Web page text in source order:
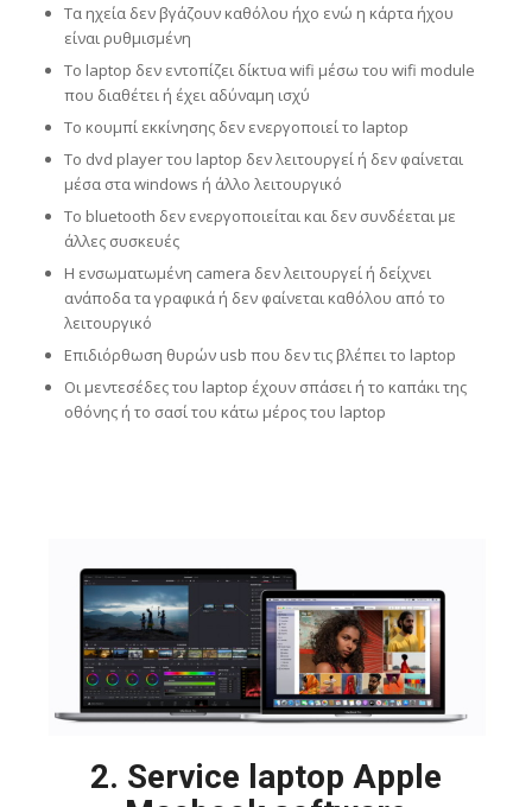
Τα ηχεία δεν βγάζουν καθόλου ήχο ενώ η κάρτα ήχου
είναι ρυθμισμένη
Το laptop δεν εντοπίζει δίκτυα wifi μέσω του wifi module
που διαθέτει ή έχει αδύναμη ισχύ
Το κουμπί εκκίνησης δεν ενεργοποιεί το laptop
To dvd player του laptop δεν λειτουργεί ή δεν φαίνεται
μέσα στα windows ή άλλο λειτουργικό
Το bluetooth δεν ενεργοποιείται και δεν συνδέεται με
άλλες συσκευές
Η ενσωματωμένη camera δεν λειτουργεί ή δείχνει
ανάποδα τα γραφικά ή δεν φαίνεται καθόλου από το
λειτουργικό
Επιδιόρθωση θυρών usb που δεν τις βλέπει το laptop
Οι μεντεσέδες του laptop έχουν σπάσει ή το καπάκι της
οθόνης ή το σασί του κάτω μέρος του laptop
2. Service laptop Apple